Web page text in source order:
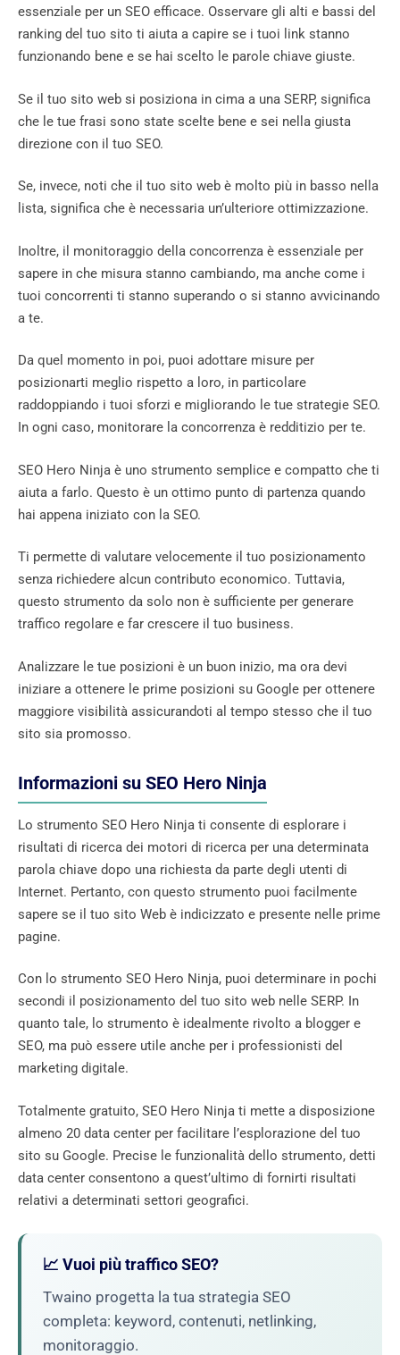
essenziale per un SEO efficace. Osservare gli alti e bassi del
ranking del tuo sito ti aiuta a capire se i tuoi link stanno
funzionando bene e se hai scelto le parole chiave giuste.
Se il tuo sito web si posiziona in cima a una SERP, significa
che le tue frasi sono state scelte bene e sei nella giusta
direzione con il tuo SEO.
Se, invece, noti che il tuo sito web è molto più in basso nella
lista, significa che è necessaria un’ulteriore ottimizzazione.
Inoltre, il monitoraggio della concorrenza è essenziale per
sapere in che misura stanno cambiando, ma anche come i
tuoi concorrenti ti stanno superando o si stanno avvicinando
a te.
Da quel momento in poi, puoi adottare misure per
posizionarti meglio rispetto a loro, in particolare
raddoppiando i tuoi sforzi e migliorando le tue strategie SEO.
In ogni caso, monitorare la concorrenza è redditizio per te.
SEO Hero Ninja è uno strumento semplice e compatto che ti
aiuta a farlo. Questo è un ottimo punto di partenza quando
hai appena iniziato con la SEO.
Ti permette di valutare velocemente il tuo posizionamento
senza richiedere alcun contributo economico. Tuttavia,
questo strumento da solo non è sufficiente per generare
traffico regolare e far crescere il tuo business.
Analizzare le tue posizioni è un buon inizio, ma ora devi
iniziare a ottenere le prime posizioni su Google per ottenere
maggiore visibilità assicurandoti al tempo stesso che il tuo
sito sia promosso.
Informazioni su SEO Hero Ninja
Lo strumento SEO Hero Ninja ti consente di esplorare i
risultati di ricerca dei motori di ricerca per una determinata
parola chiave dopo una richiesta da parte degli utenti di
Internet. Pertanto, con questo strumento puoi facilmente
sapere se il tuo sito Web è indicizzato e presente nelle prime
pagine.
Con lo strumento SEO Hero Ninja, puoi determinare in pochi
secondi il posizionamento del tuo sito web nelle SERP. In
quanto tale, lo strumento è idealmente rivolto a blogger e
SEO, ma può essere utile anche per i professionisti del
marketing digitale.
Totalmente gratuito, SEO Hero Ninja ti mette a disposizione
almeno 20 data center per facilitare l’esplorazione del tuo
sito su Google. Precise le funzionalità dello strumento, detti
data center consentono a quest’ultimo di fornirti risultati
relativi a determinati settori geografici.
📈 Vuoi più traffico SEO?
Twaino progetta la tua strategia SEO
completa: keyword, contenuti, netlinking,
monitoraggio.